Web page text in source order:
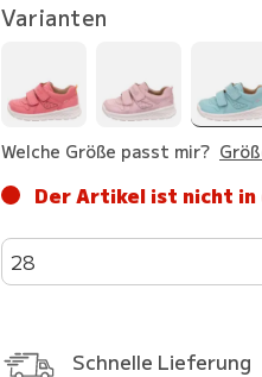
Varianten
Welche Größe passt mir?
Der Artikel ist nicht
28
Schnelle Lieferung